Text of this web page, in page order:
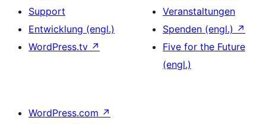
Support
Entwicklung (engl.)
WordPress.tv ↗
Veranstaltungen
Spenden (engl.) ↗
Five for the Future
(engl.)
WordPress.com ↗